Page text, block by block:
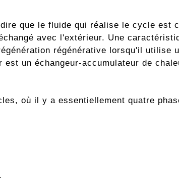
que le fluide qui réalise le cycle est
avec l'extérieur. Une
régénérative lorsqu'il utilise
un échangeur-accumulateur de
où il y a essentiellement quatre